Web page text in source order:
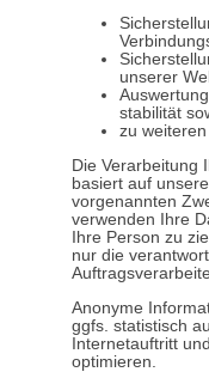
unserer
stabilität
zu
Die Verarbeitung
basiert auf
vorgenannten
verwenden Ihre
Ihre Person zu
nur die
Anonyme
ggfs. statistisch
Internetauftritt
optimieren.